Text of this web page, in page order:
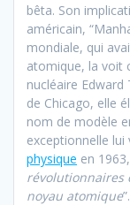
bêta. Son
américain,
mondiale, qui
atomique, la voit
nucléaire Edward
de Chicago, elle
nom de modèle
exceptionnelle
physique en
révolutionnaires
noyau atomique”.